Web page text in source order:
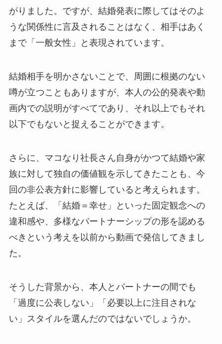
がりました。ですが、結婚発表に際してはそのよ
うな関係性に言及されることはなく、相手はあく
まで「一般女性」と表現されています。
結婚相手を明かさないことで、周囲に根拠のない
噂が立つこともありますが、本人の公的発表や動
画内での説明がすべてであり、それ以上でもそれ
以下でもないと捉えることができます。
さらに、マコなり社長さん自身がかつて結婚や家
族に対して独自の価値観を示してきたことも、今
回の非公表方針に影響していると考えられます。
たとえば、「結婚＝幸せ」といった固定観念への
違和感や、多様なパートナーシップの形を認める
べきという考えを以前から動画で発信してきまし
た。
そうした背景から、本人とパートナーの間でも
「過度に公表しない」「必要以上に注目されな
い」スタイルを選んだのではないでしょうか。